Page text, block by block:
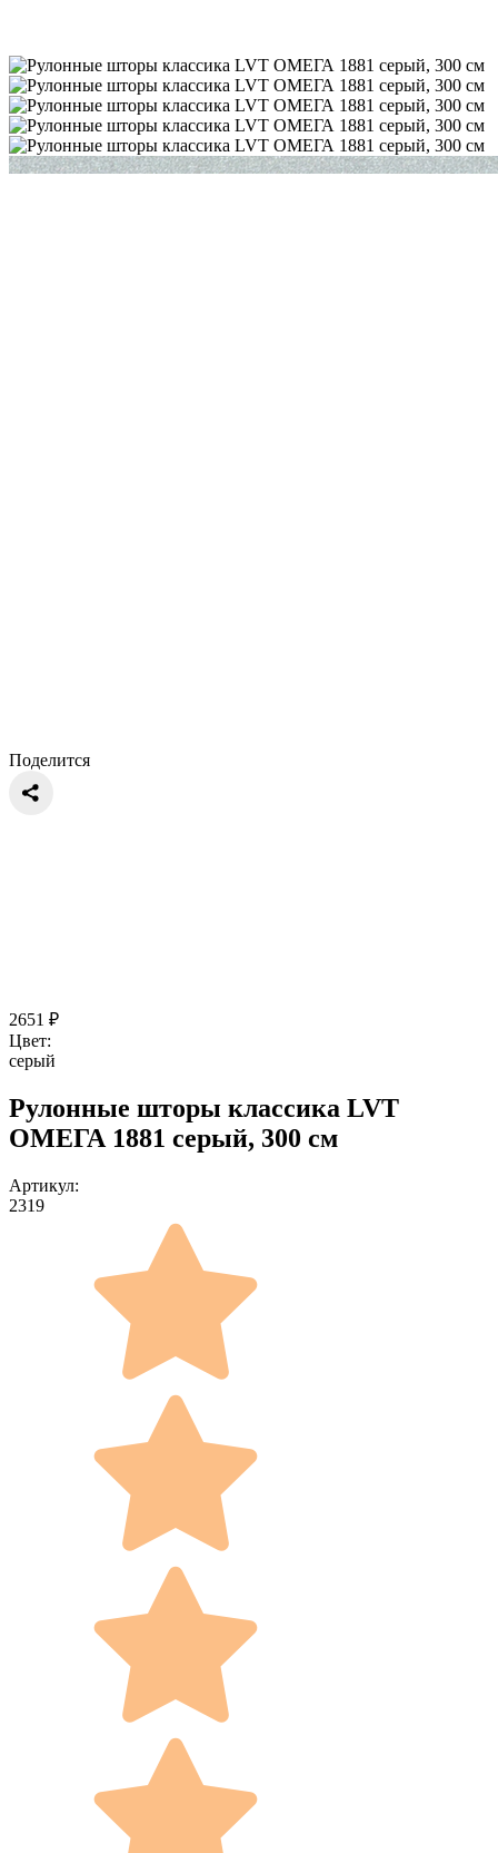
Поделится
2651 ₽
Цвет:
серый
Рулонные шторы классика LVT
ОМЕГА 1881 серый, 300 см
Артикул:
2319